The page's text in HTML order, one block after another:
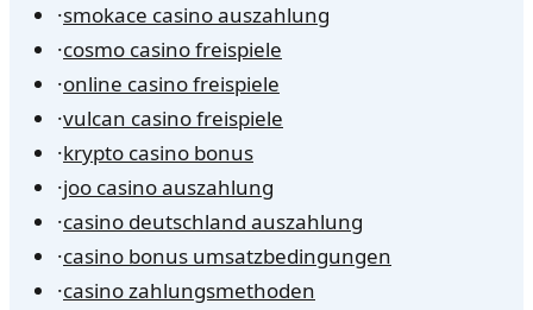
·smokace casino auszahlung
·cosmo casino freispiele
·online casino freispiele
·vulcan casino freispiele
·krypto casino bonus
·joo casino auszahlung
·casino deutschland auszahlung
·casino bonus umsatzbedingungen
·casino zahlungsmethoden